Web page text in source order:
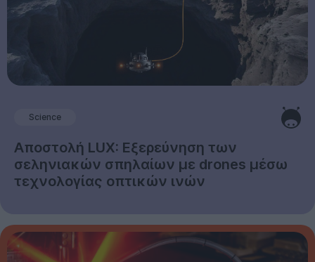
Science
Αποστολή LUX: Εξερεύνηση των
σεληνιακών σπηλαίων με drones μέσω
τεχνολογίας οπτικών ινών